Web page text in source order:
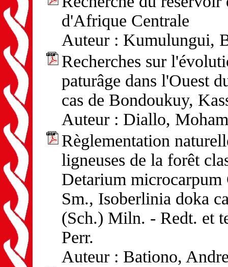
d'Afrique Centrale
Auteur : Kumulungui,
Recherches sur
paturâge dans l'Ouest
cas de Bondoukuy,
Auteur : Diallo,
Règlementation
ligneuses de la forêt
Detarium
Sm., Isoberlinia doka
(Sch.) Miln. - Redt. et
Perr.
Auteur : Bationo,